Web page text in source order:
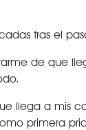
tras el
de que
llega a mis
primera